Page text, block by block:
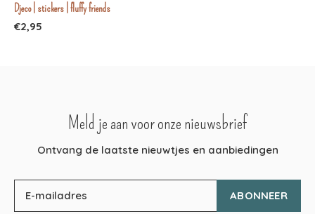
Djeco | stickers | fluffy friends
€2,95
Meld je aan voor onze nieuwsbrief
Ontvang de laatste nieuwtjes en aanbiedingen
ABONNEER